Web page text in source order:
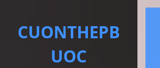
CUONTHEPB
UOC